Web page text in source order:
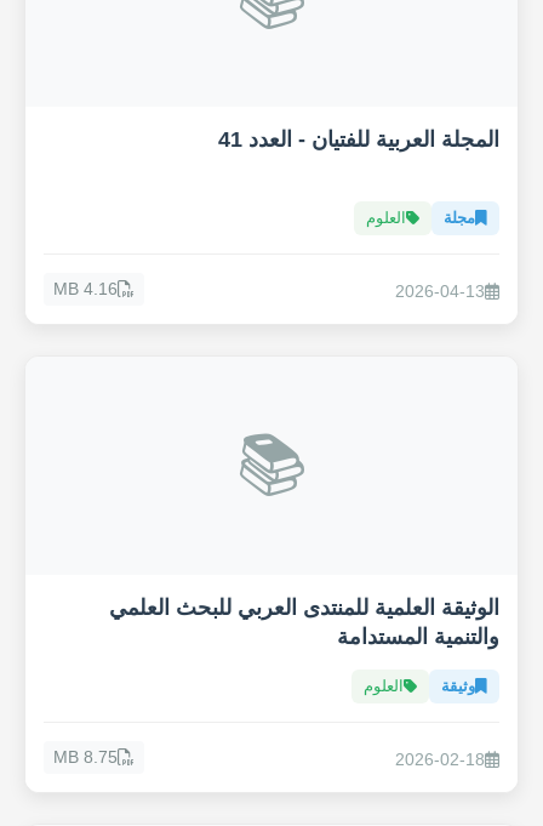
المجلة العربية للفتيان - العدد 41
مجلة العلوم
2026-04-13
4.16 MB
📚
الوثيقة العلمية للمنتدى العربي للبحث العلمي
والتنمية المستدامة
وثيقة العلوم
2026-02-18
8.75 MB